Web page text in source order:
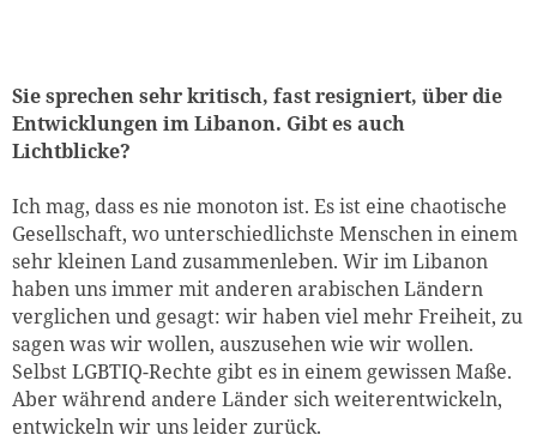
Sie sprechen sehr kritisch, fast resigniert, über die
Entwicklungen im Libanon. Gibt es auch
Lichtblicke?
Ich mag, dass es nie monoton ist. Es ist eine chaotische
Gesellschaft, wo unterschiedlichste Menschen in einem
sehr kleinen Land zusammenleben. Wir im Libanon
haben uns immer mit anderen arabischen Ländern
verglichen und gesagt: wir haben viel mehr Freiheit, zu
sagen was wir wollen, auszusehen wie wir wollen.
Selbst LGBTIQ-Rechte gibt es in einem gewissen Maße.
Aber während andere Länder sich weiterentwickeln,
entwickeln wir uns leider zurück.